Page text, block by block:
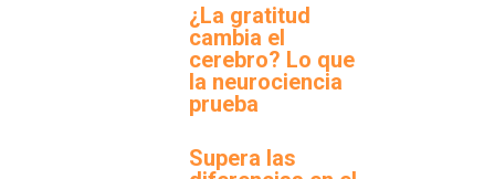
¿La gratitud
cambia el
cerebro? Lo que
la neurociencia
prueba
Supera las